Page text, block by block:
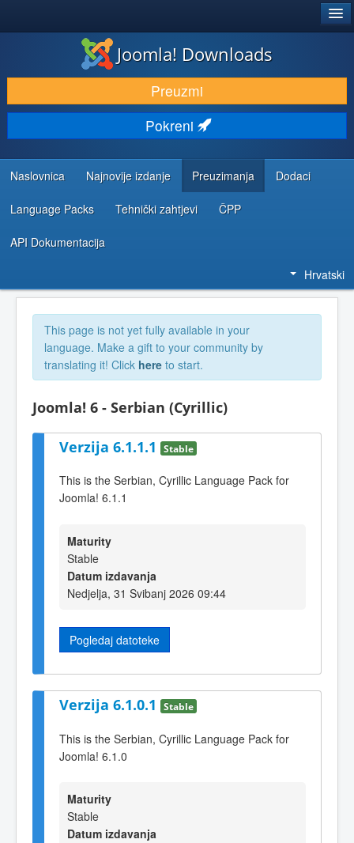
DOWNLOAD & EXTEND
DISCOVER & LEARN
COMMUNITY & SUPPORT
DEVELOPER RESOURCES
Joomla! Downloads
Preuzmi
Pokreni
Naslovnica Najnovije izdanje Preuzimanja Dodaci
Language Packs Tehnički zahtjevi ČPP
API Dokumentacija
Hrvatski
This page is not yet fully available in your
language. Make a gift to your community by
translating it! Click here to start.
Joomla! 6 - Serbian (Cyrillic)
Verzija 6.1.1.1 Stable
This is the Serbian, Cyrillic Language Pack for
Joomla! 6.1.1
Maturity
Stable
Datum izdavanja
Nedjelja, 31 Svibanj 2026 09:44
Pogledaj datoteke
Verzija 6.1.0.1 Stable
This is the Serbian, Cyrillic Language Pack for
Joomla! 6.1.0
Maturity
Stable
Datum izdavanja